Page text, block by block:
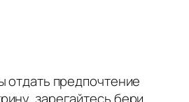
отдать предпочтение
зарегайтесь бери